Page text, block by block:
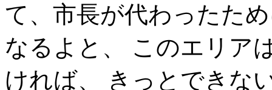
て、市長が代わったた
なるよと、 このエリア
ければ、 きっとできな